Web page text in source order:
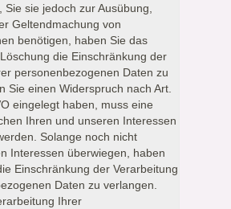
Sie sie jedoch zur Ausübung,
Geltendmachung von
benötigen, haben Sie das
die Einschränkung der
personenbezogenen Daten zu
Sie einen Widerspruch nach Art.
eingelegt haben, muss eine
Ihren und unseren Interessen
Solange noch nicht
Interessen überwiegen, haben
Einschränkung der Verarbeitung
Daten zu verlangen.
Ihrer